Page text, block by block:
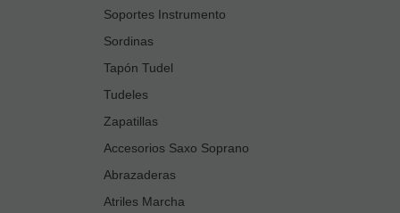
Soportes Instrumento
Sordinas
Tapón Tudel
Tudeles
Zapatillas
Accesorios Saxo Soprano
Abrazaderas
Atriles Marcha